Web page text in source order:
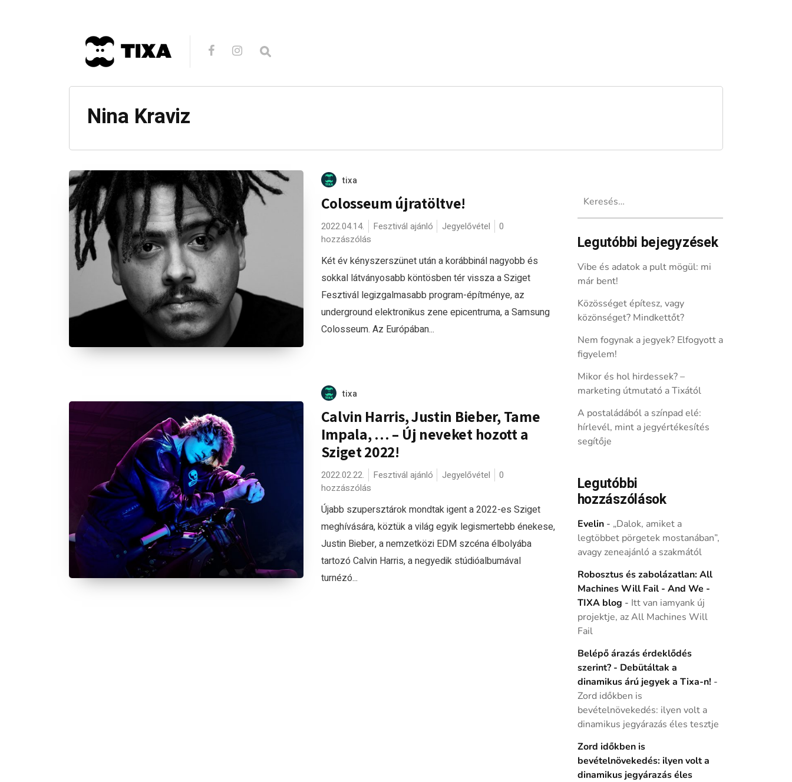
Nina Kraviz
tixa
Colosseum újratöltve!
2022.04.14. Fesztivál ajánló Jegyelővétel
0
hozzászólás
Két év kényszerszünet után a korábbinál nagyobb és
sokkal látványosabb köntösben tér vissza a Sziget
Fesztivál legizgalmasabb program-építménye, az
underground elektronikus zene epicentruma, a Samsung
Colosseum. Az Európában...
tixa
Calvin Harris, Justin Bieber, Tame
Impala, … – Új neveket hozott a
Sziget 2022!
2022.02.22. Fesztivál ajánló Jegyelővétel
0
hozzászólás
Újabb szupersztárok mondtak igent a 2022-es Sziget
meghívására, köztük a világ egyik legismertebb énekese,
Justin Bieber, a nemzetközi EDM szcéna élbolyába
tartozó Calvin Harris, a negyedik stúdióalbumával
turnézó...
Legutóbbi bejegyzések
Vibe és adatok a pult mögül: mi
már bent!
Közösséget építesz, vagy
közönséget? Mindkettőt?
Nem fogynak a jegyek? Elfogyott a
figyelem!
Mikor és hol hirdessek? –
marketing útmutató a Tixától
A postaládából a színpad elé:
hírlevél, mint a jegyértékesítés
segítője
Legutóbbi
hozzászólások
Evelin- „Dalok, amiket a
legtöbbet pörgetek mostanában”,
avagy zeneajánló a szakmától
Robosztus és zabolázatlan: All
Machines Will Fail - And We -
TIXA blog - Itt van iamyank új
projektje, az All Machines Will
Fail
Belépő árazás érdeklődés
szerint? - Debütáltak a
dinamikus árú jegyek a Tixa-n! -
Zord időkben is
bevételnövekedés: ilyen volt a
dinamikus jegyárazás éles tesztje
Zord időkben is
bevételnövekedés: ilyen volt a
dinamikus jegyárazás éles